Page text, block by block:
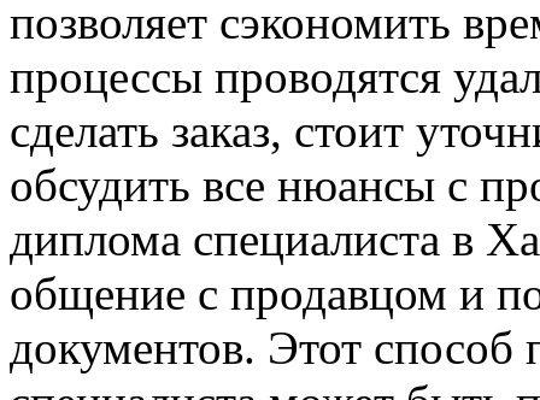
позволяет сэкономить
процессы проводятся
сделать заказ, стоит
обсудить все нюансы с
диплома специалиста в
общение с продавцом и
документов. Этот способ